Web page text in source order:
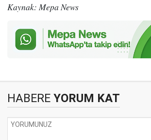
Kaynak: Mepa News
HABERE YORUM KAT